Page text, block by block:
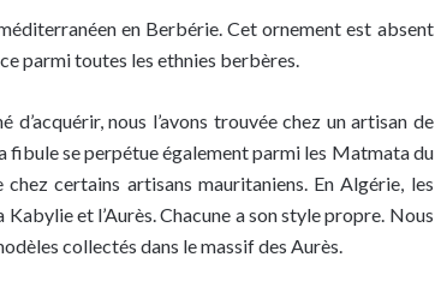
en Berbérie. Cet ornement est absent
parmi toutes les ethnies berbères.
nous l’avons trouvée chez un artisan de
fibule se perpétue également parmi les Matmata du
certains artisans mauritaniens. En Algérie, les
et l’Aurès. Chacune a son style propre. Nous
collectés dans le massif des Aurès.